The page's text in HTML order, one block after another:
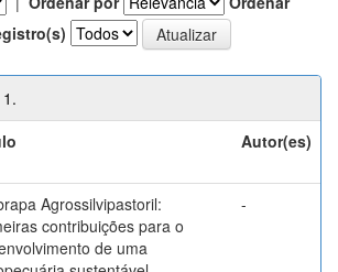
Autor(es)
Agrossilvipastoril:
contribuições para o
de uma
-